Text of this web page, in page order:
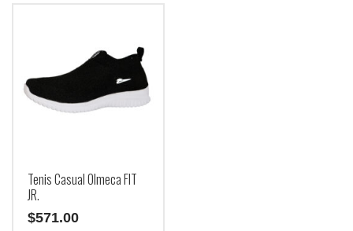
Tenis Casual Olmeca FIT
JR.
$571.00